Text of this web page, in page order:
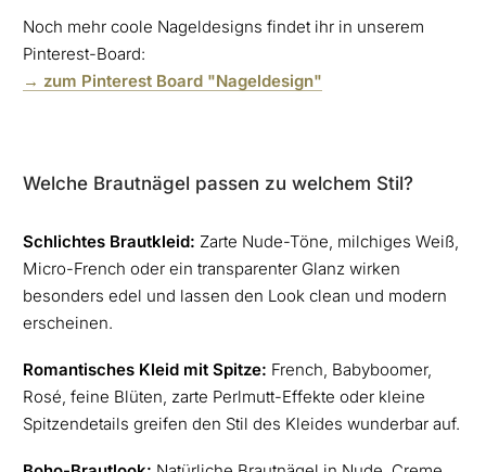
Noch mehr coole Nageldesigns findet ihr in unserem
Pinterest-Board:
→ zum Pinterest Board "Nageldesign"
Welche Brautnägel passen zu welchem Stil?
Schlichtes Brautkleid: Zarte Nude-Töne, milchiges Weiß,
Micro-French oder ein transparenter Glanz wirken
besonders edel und lassen den Look clean und modern
erscheinen.
Romantisches Kleid mit Spitze: French, Babyboomer,
Rosé, feine Blüten, zarte Perlmutt-Effekte oder kleine
Spitzendetails greifen den Stil des Kleides wunderbar auf.